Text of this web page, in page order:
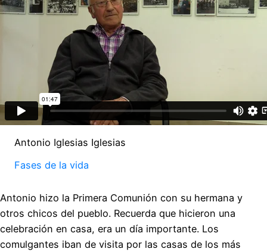
Antonio Iglesias Iglesias
Fases de la vida
Antonio hizo la Primera Comunión con su hermana y
otros chicos del pueblo. Recuerda que hicieron una
celebración en casa, era un día importante. Los
comulgantes iban de visita por las casas de los más